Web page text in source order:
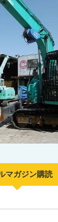
マガジン購読